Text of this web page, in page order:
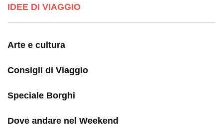
IDEE DI VIAGGIO
Arte e cultura
Consigli di Viaggio
Speciale Borghi
Dove andare nel Weekend